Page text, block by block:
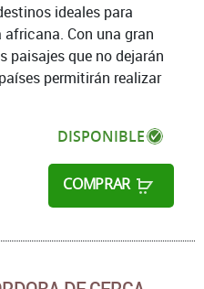
DISPONIBLE
COMPRAR
ideales para
Con una gran
paisajes que no dejarán
permitirán realizar